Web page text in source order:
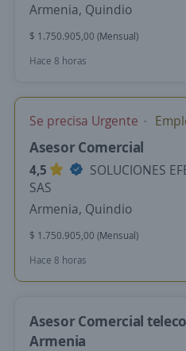
Armenia, Quindio
$ 1.750.905,00 (Mensual)
Hace 8 horas
Se precisa Urgente
Asesor Comercial
4,5
SOLUCIONES
SAS
Armenia, Quindio
$ 1.750.905,00 (Mensual)
Hace 8 horas
Asesor Comercial
Armenia